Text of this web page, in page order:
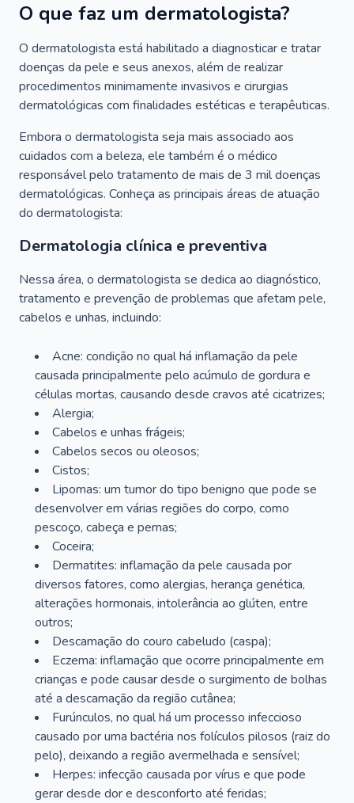
O que faz um dermatologista?
O dermatologista está habilitado a diagnosticar e tratar
doenças da pele e seus anexos, além de realizar
procedimentos minimamente invasivos e cirurgias
dermatológicas com finalidades estéticas e terapêuticas.
Embora o dermatologista seja mais associado aos
cuidados com a beleza, ele também é o médico
responsável pelo tratamento de mais de 3 mil doenças
dermatológicas. Conheça as principais áreas de atuação
do dermatologista:
Dermatologia clínica e preventiva
Nessa área, o dermatologista se dedica ao diagnóstico,
tratamento e prevenção de problemas que afetam pele,
cabelos e unhas, incluindo:
Acne: condição no qual há inflamação da pele
causada principalmente pelo acúmulo de gordura e
células mortas, causando desde cravos até cicatrizes;
Alergia;
Cabelos e unhas frágeis;
Cabelos secos ou oleosos;
Cistos;
Lipomas: um tumor do tipo benigno que pode se
desenvolver em várias regiões do corpo, como
pescoço, cabeça e pernas;
Coceira;
Dermatites: inflamação da pele causada por
diversos fatores, como alergias, herança genética,
alterações hormonais, intolerância ao glúten, entre
outros;
Descamação do couro cabeludo (caspa);
Eczema: inflamação que ocorre principalmente em
crianças e pode causar desde o surgimento de bolhas
até a descamação da região cutânea;
Furúnculos, no qual há um processo infeccioso
causado por uma bactéria nos folículos pilosos (raiz do
pelo), deixando a região avermelhada e sensível;
Herpes: infecção causada por vírus e que pode
gerar desde dor e desconforto até feridas;